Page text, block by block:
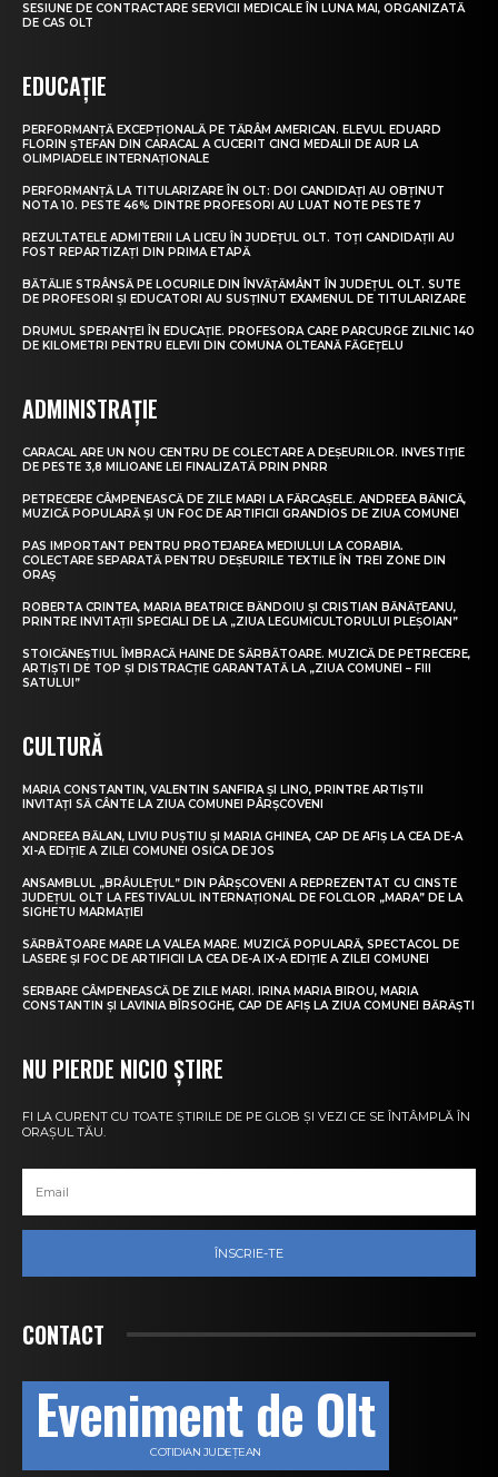
SESIUNE DE CONTRACTARE SERVICII MEDICALE ÎN LUNA MAI, ORGANIZATĂ
DE CAS OLT
EDUCAȚIE
PERFORMANȚĂ EXCEPȚIONALĂ PE TĂRÂM AMERICAN. ELEVUL EDUARD
FLORIN ȘTEFAN DIN CARACAL A CUCERIT CINCI MEDALII DE AUR LA
OLIMPIADELE INTERNAȚIONALE
PERFORMANȚĂ LA TITULARIZARE ÎN OLT: DOI CANDIDAȚI AU OBȚINUT
NOTA 10. PESTE 46% DINTRE PROFESORI AU LUAT NOTE PESTE 7
REZULTATELE ADMITERII LA LICEU ÎN JUDEȚUL OLT. TOȚI CANDIDAȚII AU
FOST REPARTIZAȚI DIN PRIMA ETAPĂ
BĂTĂLIE STRÂNSĂ PE LOCURILE DIN ÎNVĂȚĂMÂNT ÎN JUDEȚUL OLT. SUTE
DE PROFESORI ȘI EDUCATORI AU SUSȚINUT EXAMENUL DE TITULARIZARE
DRUMUL SPERANȚEI ÎN EDUCAȚIE. PROFESORA CARE PARCURGE ZILNIC 140
DE KILOMETRI PENTRU ELEVII DIN COMUNA OLTEANĂ FĂGEȚELU
ADMINISTRAȚIE
CARACAL ARE UN NOU CENTRU DE COLECTARE A DEȘEURILOR. INVESTIȚIE
DE PESTE 3,8 MILIOANE LEI FINALIZATĂ PRIN PNRR
PETRECERE CÂMPENEASCĂ DE ZILE MARI LA FĂRCAȘELE. ANDREEA BĂNICĂ,
MUZICĂ POPULARĂ ȘI UN FOC DE ARTIFICII GRANDIOS DE ZIUA COMUNEI
PAS IMPORTANT PENTRU PROTEJAREA MEDIULUI LA CORABIA.
COLECTARE SEPARATĂ PENTRU DEȘEURILE TEXTILE ÎN TREI ZONE DIN
ORAȘ
ROBERTA CRINTEA, MARIA BEATRICE BĂNDOIU ȘI CRISTIAN BĂNĂȚEANU,
PRINTRE INVITAȚII SPECIALI DE LA „ZIUA LEGUMICULTORULUI PLEȘOIAN”
STOICĂNEȘTIUL ÎMBRACĂ HAINE DE SĂRBĂTOARE. MUZICĂ DE PETRECERE,
ARTIȘTI DE TOP ȘI DISTRACȚIE GARANTATĂ LA „ZIUA COMUNEI – FIII
SATULUI”
CULTURĂ
MARIA CONSTANTIN, VALENTIN SANFIRA ȘI LINO, PRINTRE ARTIȘTII
INVITAȚI SĂ CÂNTE LA ZIUA COMUNEI PÂRȘCOVENI
ANDREEA BĂLAN, LIVIU PUȘTIU ȘI MARIA GHINEA, CAP DE AFIȘ LA CEA DE-A
XI-A EDIȚIE A ZILEI COMUNEI OSICA DE JOS
ANSAMBLUL „BRÂULEȚUL” DIN PÂRȘCOVENI A REPREZENTAT CU CINSTE
JUDEȚUL OLT LA FESTIVALUL INTERNAȚIONAL DE FOLCLOR „MARA” DE LA
SIGHETU MARMAȚIEI
SĂRBĂTOARE MARE LA VALEA MARE. MUZICĂ POPULARĂ, SPECTACOL DE
LASERE ȘI FOC DE ARTIFICII LA CEA DE-A IX-A EDIȚIE A ZILEI COMUNEI
SERBARE CÂMPENEASCĂ DE ZILE MARI. IRINA MARIA BIROU, MARIA
CONSTANTIN ȘI LAVINIA BÎRSOGHE, CAP DE AFIȘ LA ZIUA COMUNEI BĂRĂȘTI
NU PIERDE NICIO ȘTIRE
FI LA CURENT CU TOATE ȘTIRILE DE PE GLOB ȘI VEZI CE SE ÎNTÂMPLĂ ÎN
ORAȘUL TĂU.
ÎNSCRIE-TE
CONTACT
Eveniment de Olt
COTIDIAN JUDEȚEAN